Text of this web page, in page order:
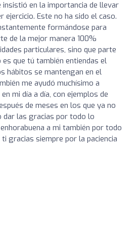
insistió en la importancia de llevar
ejercicio. Este no ha sido el caso.
formándose para
de la mejor manera 100%
particulares, sino que parte
que tú también entiendas el
hábitos se mantengan en el
me ayudó muchísimo a
mi día a día, con ejemplos de
de meses en los que ya no
dar las gracias por todo lo
a mi también por todo
gracias siempre por la paciencia